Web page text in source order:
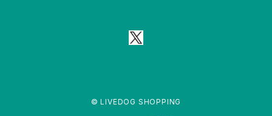
© LIVEDOG SHOPPING